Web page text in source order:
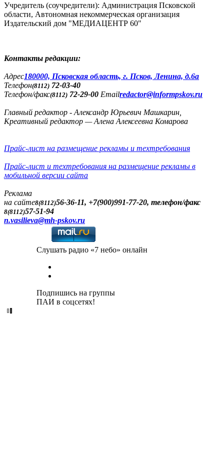
Учредитель (соучредители): Администрация Псковской
области, Автономная некоммерческая организация
Издательский дом "МЕДИАЦЕНТР 60"
Контакты редакции:
Адреc180000, Псковская область, г. Псков, Ленина, д.6а
Телефон(8112) 72-03-40
Телефон/факс(8112) 72-29-00 Emailredactor@informpskov.ru
Главный редактор - Александр Юрьевич Машкарин,
Креативный редактор — Алена Алексеевна Комарова
Прайс-лист на размещение рекламы и техтребования
Прайс-лист и техтребования на размещение рекламы в
мобильной версии сайта
Реклама
на сайте8(8112)56-36-11, +7(900)991-77-20, телефон/факс
8(8112)57-51-94
n.vasilieva@mh-pskov.ru
Слушать радио «7 небо» онлайн
Подпишись на группы
ПАИ в соцсетях!